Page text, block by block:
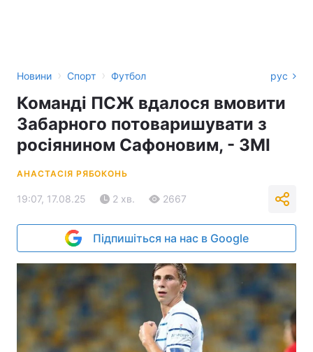
Новини › Спорт › Футбол рус
Команді ПСЖ вдалося вмовити
Забарного потоваришувати з
росіянином Сафоновим, - ЗМІ
АНАСТАСІЯ РЯБОКОНЬ
19:07, 17.08.25 2 хв. 2667
Підпишіться на нас в Google